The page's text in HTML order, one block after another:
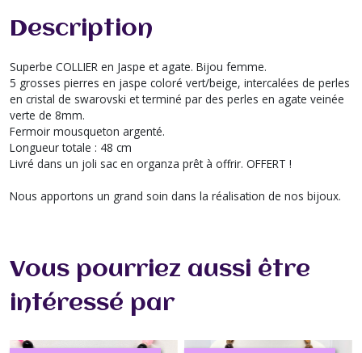
Description
Superbe COLLIER en Jaspe et agate. Bijou femme.
5 grosses pierres en jaspe coloré vert/beige, intercalées de perles
en cristal de swarovski et terminé par des perles en agate veinée
verte de 8mm.
Fermoir mousqueton argenté.
Longueur totale : 48 cm
Livré dans un joli sac en organza prêt à offrir. OFFERT !
Nous apportons un grand soin dans la réalisation de nos bijoux.
Vous pourriez aussi être
intéressé par